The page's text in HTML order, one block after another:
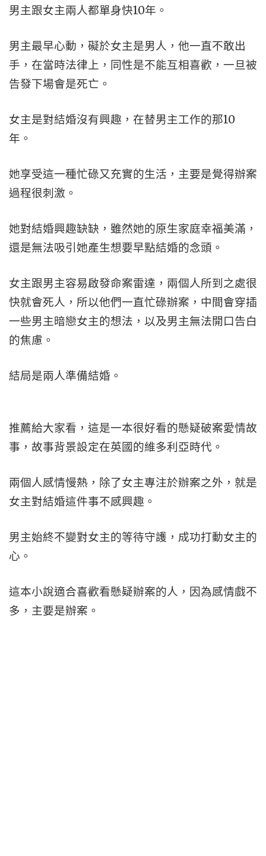
男主跟女主兩人都單身快10年。
男主最早心動，礙於女主是男人，他一直不敢出
手，在當時法律上，同性是不能互相喜歡，一旦被
告發下場會是死亡。
女主是對結婚沒有興趣，在替男主工作的那10
年。
她享受這一種忙碌又充實的生活，主要是覺得辦案
過程很刺激。
她對結婚興趣缺缺，雖然她的原生家庭幸福美滿，
還是無法吸引她產生想要早點結婚的念頭。
女主跟男主容易啟發命案雷達，兩個人所到之處很
快就會死人，所以他們一直忙碌辦案，中間會穿插
一些男主暗戀女主的想法，以及男主無法開口告白
的焦慮。
結局是兩人準備結婚。
推薦給大家看，這是一本很好看的懸疑破案愛情故
事，故事背景設定在英國的維多利亞時代。
兩個人感情慢熱，除了女主專注於辦案之外，就是
女主對結婚這件事不感興趣。
男主始終不變對女主的等待守護，成功打動女主的
心。
這本小說適合喜歡看懸疑辦案的人，因為感情戲不
多，主要是辦案。